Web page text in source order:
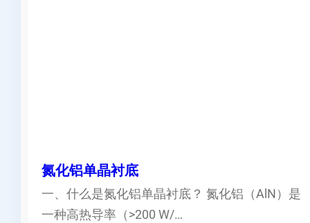
氮化铝单晶衬底
一、什么是氮化铝单晶衬底？ 氮化铝（AlN）是
一种高热导率（>200 W/…